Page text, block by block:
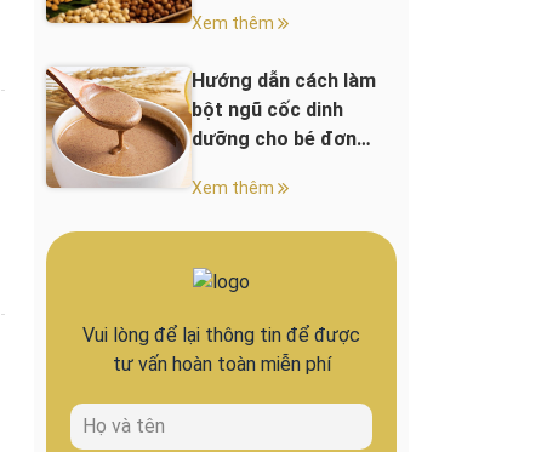
Xem thêm
Hướng dẫn cách làm
bột ngũ cốc dinh
dưỡng cho bé đơn
Xem thêm
Vui lòng để lại thông tin để được
tư vấn hoàn toàn miễn phí